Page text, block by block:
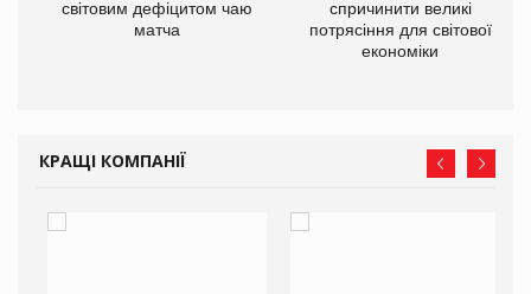
світовим дефіцитом чаю
матча
спричинити великі
потрясіння для світової
економіки
КРАЩІ КОМПАНІЇ